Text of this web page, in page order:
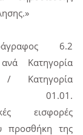
6.2
Κατηγορία
/ Κατηγορία
01.01.
εισφορές
προσθήκη της